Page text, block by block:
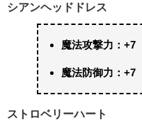
シアンヘッドドレス
魔法攻撃力：+7
魔法防御力：+7
ストロベリーハート